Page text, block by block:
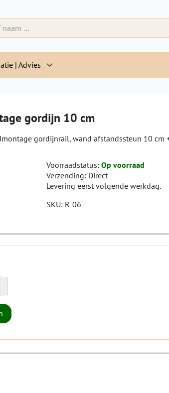
| Advies
gordijn 10 cm
gordijnrail, wand afstandssteun 10
Voorraadstatus: Op voorraad
Verzending: Direct
Levering eerst volgende werkdag.
SKU: R-06